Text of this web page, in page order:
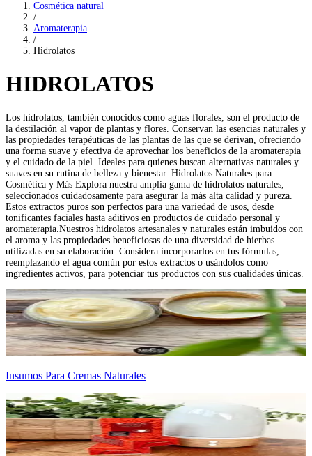
Cosmética natural
/
Aromaterapia
/
Hidrolatos
HIDROLATOS
Los hidrolatos, también conocidos como aguas florales, son el producto de
la destilación al vapor de plantas y flores. Conservan las esencias naturales y
las propiedades terapéuticas de las plantas de las que se derivan, ofreciendo
una forma suave y efectiva de aprovechar los beneficios de la aromaterapia
y el cuidado de la piel. Ideales para quienes buscan alternativas naturales y
suaves en su rutina de belleza y bienestar. Hidrolatos Naturales para
Cosmética y Más Explora nuestra amplia gama de hidrolatos naturales,
seleccionados cuidadosamente para asegurar la más alta calidad y pureza.
Estos extractos puros son perfectos para una variedad de usos, desde
tonificantes faciales hasta aditivos en productos de cuidado personal y
aromaterapia.Nuestros hidrolatos artesanales y naturales están imbuidos con
el aroma y las propiedades beneficiosas de una diversidad de hierbas
utilizadas en su elaboración. Considera incorporarlos en tus fórmulas,
reemplazando el agua común por estos extractos o usándolos como
ingredientes activos, para potenciar tus productos con sus cualidades únicas.
Insumos Para Cremas Naturales